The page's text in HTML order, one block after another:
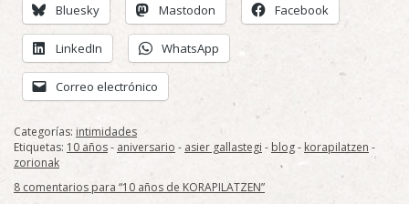
Bluesky Mastodon Facebook
LinkedIn WhatsApp
Correo electrónico
Categorías: intimidades
Etiquetas: 10 años- aniversario - asier gallastegi - blog- korapilatzen -
zorionak
8 comentarios para “10 años de KORAPILATZEN”